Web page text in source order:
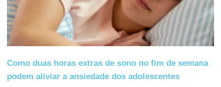
Como duas horas extras de sono no fim de semana
podem aliviar a ansiedade dos adolescentes